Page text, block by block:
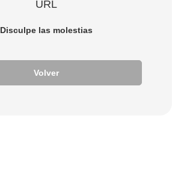
URL
Disculpe las molestias
Volver